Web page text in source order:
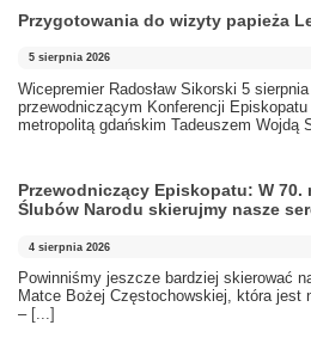
Przygotowania do wizyty papieża
5 sierpnia 2026
Wicepremier Radosław Sikorski 5
przewodniczącym Konferencji
metropolitą gdańskim Tadeuszem Wojdą
Przewodniczący Episkopatu: W
Ślubów Narodu skierujmy nasze
4 sierpnia 2026
Powinniśmy jeszcze bardziej skierować
Matce Bożej Częstochowskiej, która jest
– [...]